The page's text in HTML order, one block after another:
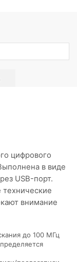
цифрового
в виде
USB-порт.
внимание
до 100 МГц